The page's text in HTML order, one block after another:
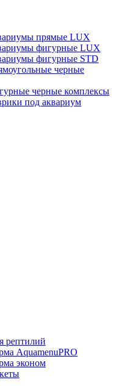
прямые LUX
фигурные LUX
фигурные STD
черные
черные комплексы
под аквариум
рептилий
AquamenuPRO
эконом